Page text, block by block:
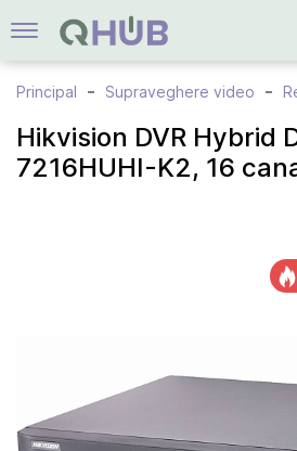
Principal Supraveghere video
Hikvision DVR Hybrid
7216HUHI-K2, 16